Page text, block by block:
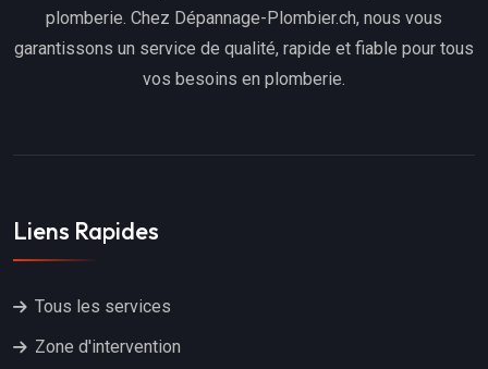
plomberie. Chez Dépannage-Plombier.ch, nous vous
garantissons un service de qualité, rapide et fiable pour tous
vos besoins en plomberie.
Liens Rapides
Tous les services
Zone d'intervention